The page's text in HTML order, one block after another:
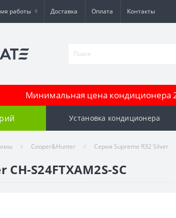
работы Доставка Оплата Контакты
Минимальная цена кондиционера
Установка кондиционера
Cooper&Hunter Серия Supreme R32 Silver
S24FTXAM2S-SC